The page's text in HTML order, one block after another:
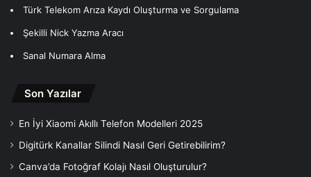
Türk Telekom Arıza Kaydı Oluşturma ve Sorgulama
Şekilli Nick Yazma Aracı
Sanal Numara Alma
Son Yazılar
En İyi Xiaomi Akıllı Telefon Modelleri 2025
Digitürk Kanallar Silindi Nasıl Geri Getirebilirim?
Canva’da Fotoğraf Kolajı Nasıl Oluşturulur?